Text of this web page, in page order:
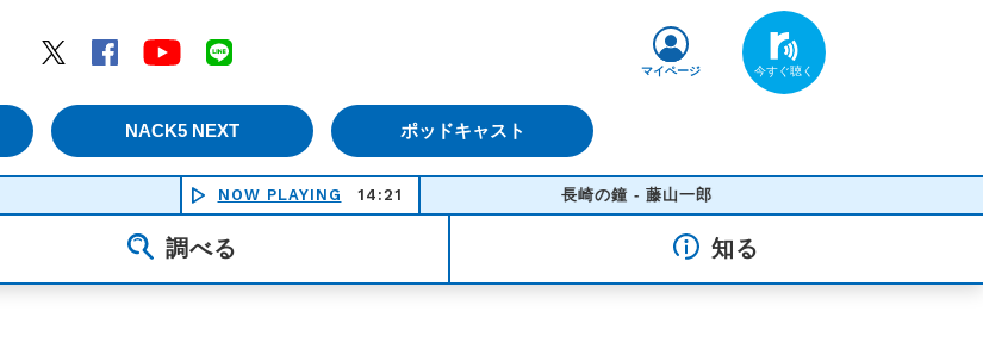
Twitter
Facebook YouTube
NACK5 NEXT ポッドキャスト
マイページ
NOW PLAYING 14:21 長崎の鐘 - 藤山一郎
調べる 知る